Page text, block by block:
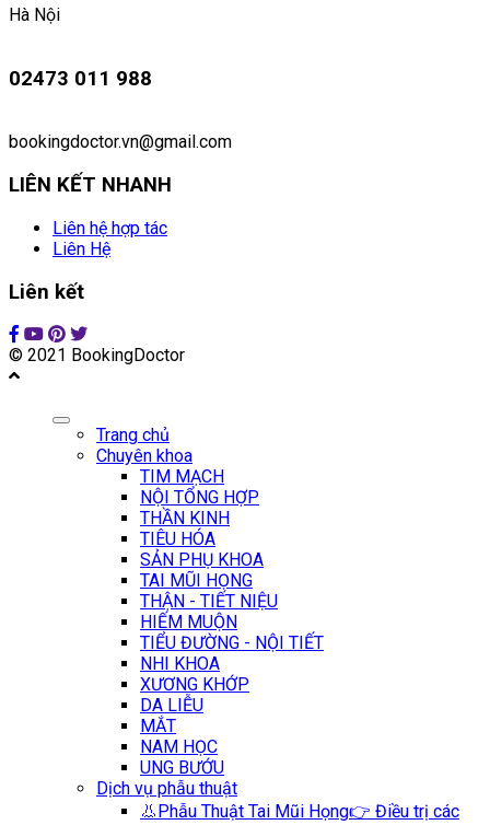
Hà Nội
02473 011 988
bookingdoctor.vn@gmail.com
LIÊN KẾT NHANH
Liên hệ hợp tác
Liên Hệ
Liên kết
© 2021 BookingDoctor
Trang chủ
Chuyên khoa
TIM MẠCH
NỘI TỔNG HỢP
THẦN KINH
TIÊU HÓA
SẢN PHỤ KHOA
TAI MŨI HỌNG
THẬN - TIẾT NIỆU
HIẾM MUỘN
TIỂU ĐƯỜNG - NỘI TIẾT
NHI KHOA
XƯƠNG KHỚP
DA LIỄU
MẮT
NAM HỌC
UNG BƯỚU
Dịch vụ phẫu thuật
👃Phẫu Thuật Tai Mũi Họng👉 Điều trị các